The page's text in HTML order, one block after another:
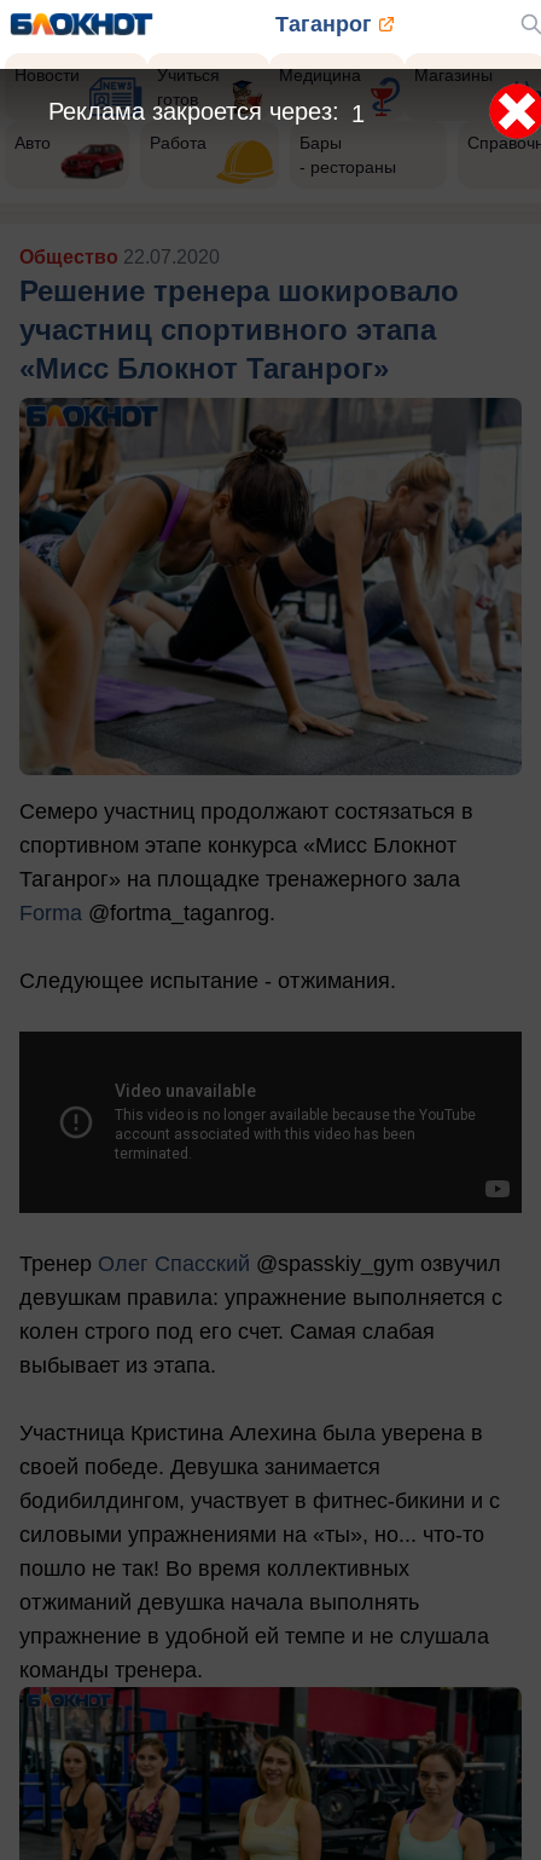
Таганрог
Новости
Учиться
готов
Медицина Магазины
Авто Работа
Бары
- рестораны
Общество 22.07.2020
Решение тренера шокировало
участниц спортивного этапа
«Мисс Блокнот Таганрог»
Семеро участниц продолжают состязаться в
спортивном этапе конкурса «Мисс Блокнот
Таганрог» на площадке тренажерного зала
Forma @fortma_taganrog.
Следующее испытание - отжимания.
Тренер Олег Спасский @spasskiy_gym озвучил
девушкам правила: упражнение выполняется с
колен строго под его счет. Самая слабая
выбывает из этапа.
Участница Кристина Алехина была уверена в
своей победе. Девушка занимается
бодибилдингом, участвует в фитнес-бикини и с
силовыми упражнениями на «ты», но... что-то
пошло не так! Во время коллективных
отжиманий девушка начала выполнять
упражнение в удобной ей темпе и не слушала
команды тренера.